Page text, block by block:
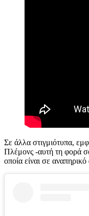
Σε άλλα στιγμιότυπα,
Πλέμονς -αυτή τη φορά
οποία είναι σε αναπηρικό